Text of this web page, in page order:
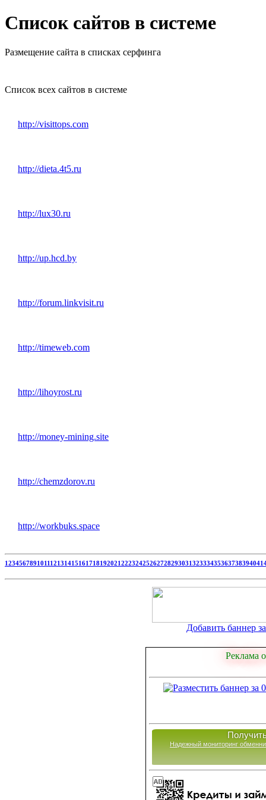
Список сайтов в системе
Размещение сайта в списках серфинга
Список всех сайтов в системе
http://visittops.com
http://dieta.4t5.ru
http://lux30.ru
http://up.hcd.by
http://forum.linkvisit.ru
http://timeweb.com
http://lihoyrost.ru
http://money-mining.site
http://chemzdorov.ru
http://workbuks.space
1234567891011121314151617181920212223242526272829303132333435363738394041
Добавить баннер
Реклама
Надежный мониторинг